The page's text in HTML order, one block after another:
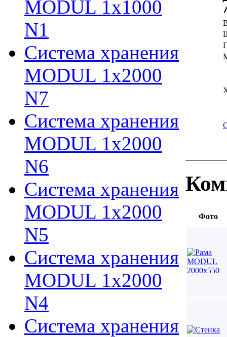
MODUL 1х1000
N1
Система хранения
MODUL 1х2000
N7
Система хранения
MODUL 1х2000
N6
Система хранения
MODUL 1х2000
N5
Система хранения
MODUL 1х2000
N4
Система хранения
Фото